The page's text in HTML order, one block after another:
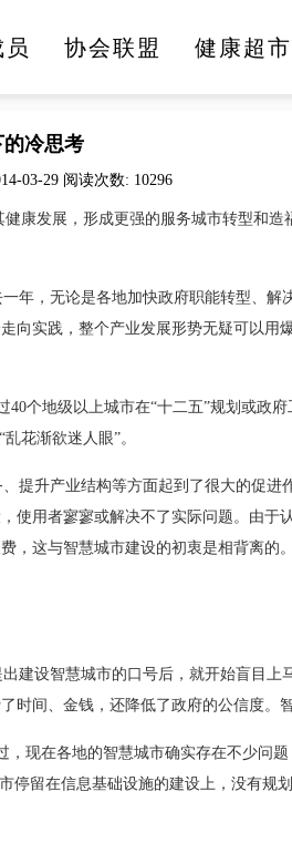
文化旅游
协会联盟 健康超市
冷思考
03-29 阅读次数: 10296
康发展，形成更强的服务城市转型和造
年，无论是各地加快政府职能转型、解
向实践，整个产业发展形势无疑可以用
个地级以上城市在“十二五”规划或政
花渐欲迷人眼”。
提升产业结构等方面起到了很大的促进
使用者寥寥或解决不了实际问题。由于
，这与智慧城市建设的初衷是相背离的。
建设智慧城市的口号后，就开始盲目上
间、金钱，还降低了政府的公信度。智
现在各地的智慧城市确实存在不少问
停留在信息基础设施的建设上，没有规